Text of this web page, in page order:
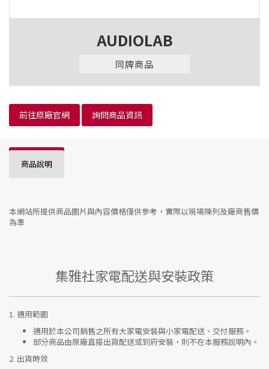
AUDIOLAB
同牌商品
前往原廠官網 詢問商品資訊
商品說明
本網站所提供商品圖片與內容價格僅供參考，實際以現場陳列及廠商售價
為準
集雅社家電配送與安裝政策
1. 適用範圍
適用於本公司銷售之所有大家電安裝與小家電配送、交付服務。
部分商品由原廠直接出貨配送或到府安裝，則不在本服務說明內。
2. 出貨時效